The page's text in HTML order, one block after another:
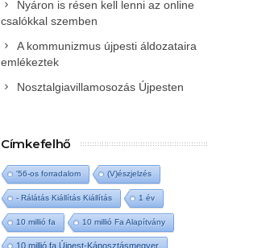
Nyáron is résen kell lenni az online
csalókkal szemben
A kommunizmus újpesti áldozataira
emlékeztek
Nosztalgiavillamosozás Újpesten
Címkefelhő
'56-os forradalom (V)észjelzés
- Rálátás Kiállítás Kiállítás 1 év
10 millió fa 10 millió Fa Alapítvány
10 millió fa Újpest-Káposztásmegyer